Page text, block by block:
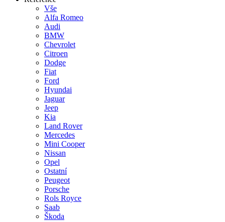
Vše
Alfa Romeo
Audi
BMW
Chevrolet
Citroen
Dodge
Fiat
Ford
Hyundai
Jaguar
Jeep
Kia
Land Rover
Mercedes
Mini Cooper
Nissan
Opel
Ostatní
Peugeot
Porsche
Rols Royce
Saab
Škoda